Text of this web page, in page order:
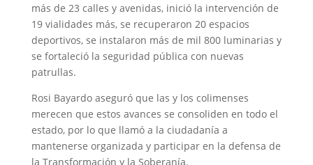
más de 23 calles y avenidas, inició la intervención de
19 vialidades más, se recuperaron 20 espacios
deportivos, se instalaron más de mil 800 luminarias y
se fortaleció la seguridad pública con nuevas
patrullas.
Rosi Bayardo aseguró que las y los colimenses
merecen que estos avances se consoliden en todo el
estado, por lo que llamó a la ciudadanía a
mantenerse organizada y participar en la defensa de
la Transformación y la Soberanía.